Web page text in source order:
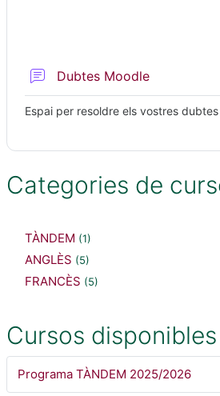
Dubtes Moodle
Espai per resoldre els vostres
Categories de
TÀNDEM (1)
ANGLÈS (5)
FRANCÈS (5)
Cursos disponibles
Programa TÀNDEM 2025/2026